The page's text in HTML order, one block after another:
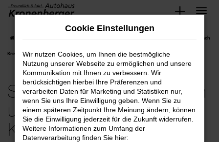
Zum
Subaru Crosstrek bequem und günstig kaufen nach
Krefeld
Subaru Crosstrek bequem
und günstig kaufen nach
Krefeld
Cookie Einstellungen
Wir nutzen Cookies, um Ihnen die bestmögliche
Nutzung unserer Webseite zu ermöglichen und unsere
Kommunikation mit Ihnen zu verbessern. Wir
berücksichtigen hierbei Ihre Präferenzen und
verarbeiten Daten für Marketing und Statistiken nur,
wenn Sie uns Ihre Einwilligung geben. Wenn Sie zu
einem späteren Zeitpunkt Ihre Meinung ändern, können
Sie die Einwilligung jederzeit für die Zukunft widerrufen.
Weitere Informationen zum Umfang der
Datenverarbeitung finden Sie hier: